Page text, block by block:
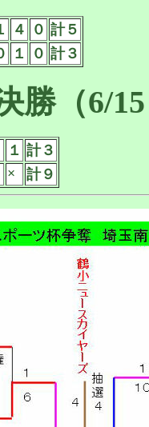
４ ０ 計５
１ ０ 計３
勝（6/
１ 計３
× 計９